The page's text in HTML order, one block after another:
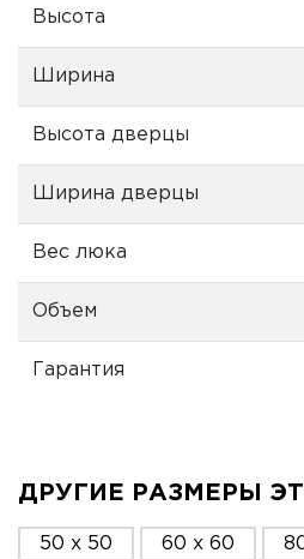
Высота
Ширина
Высота дверцы
Ширина дверцы
Вес люка
Объем
Гарантия
ДРУГИЕ РАЗМЕРЫ
50 x 50 60 x 60